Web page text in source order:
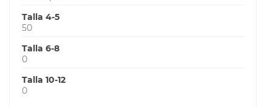
Talla 4-5
50
Talla 6-8
0
Talla 10-12
0